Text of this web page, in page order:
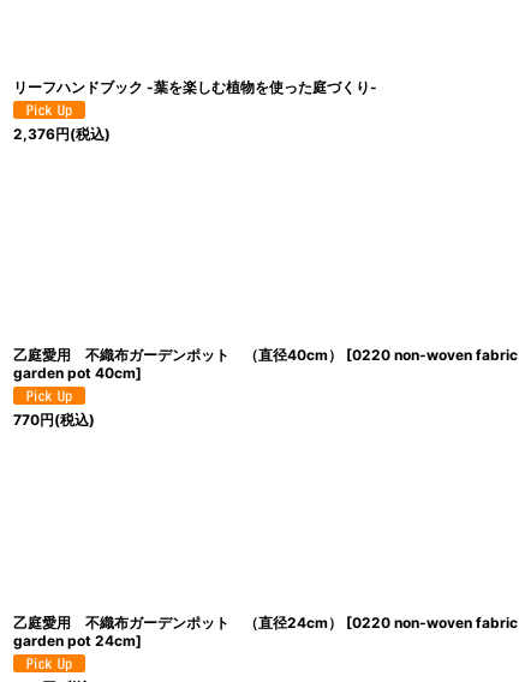
リーフハンドブック -葉を楽しむ植物を使った庭づくり-
2,376円(税込)
乙庭愛用 不織布ガーデンポット （直径40cm） [0220 non‐woven fabric
garden pot 40cm]
770円(税込)
乙庭愛用 不織布ガーデンポット （直径24cm） [0220 non‐woven fabric
garden pot 24cm]